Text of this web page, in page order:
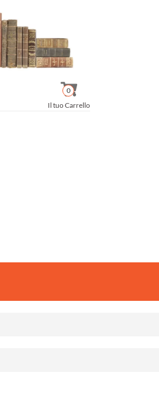
Il tuo Carrello
0